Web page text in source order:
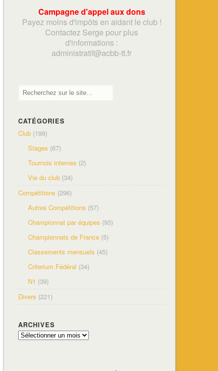
Campagne d'appel aux dons
Payez moins d'impôts en aidant le club !
Contactez Serge pour plus
d'informations :
administratif@acbb-tt.fr
CATÉGORIES
Club (199)
Stages (67)
Tournois internes (2)
Vie du club (34)
Compétitions (296)
Autres Compétitions (57)
Championnat par équipes (93)
Championnats de France (5)
Classements mensuels (45)
Criterium Fédéral (34)
N1 (39)
Divers (221)
ARCHIVES
Archives